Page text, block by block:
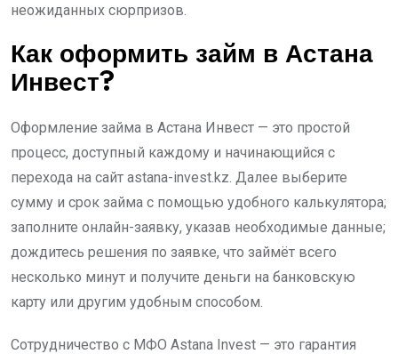
неожиданных сюрпризов.
Как оформить займ в Астана
Инвест?
Оформление займа в Астана Инвест — это простой
процесс, доступный каждому и начинающийся с
перехода на сайт astana-invest.kz. Далее выберите
сумму и срок займа с помощью удобного калькулятора;
заполните онлайн-заявку, указав необходимые данные;
дождитесь решения по заявке, что займёт всего
несколько минут и получите деньги на банковскую
карту или другим удобным способом.
Сотрудничество с МФО Astana Invest — это гарантия